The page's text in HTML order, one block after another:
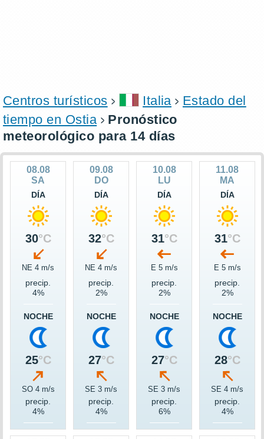
Centros turísticos Italia
Estado del
tiempo en Ostia
Pronóstico
meteorológico para 14 días
08.08
SA
DÍA
30°C
NE 4 m/s
precip.
4%
NOCHE
25°C
SO 4 m/s
precip.
4%
09.08
DO
DÍA
32°C
NE 4 m/s
precip.
2%
NOCHE
27°C
SE 3 m/s
precip.
4%
10.08
LU
DÍA
31°C
E 5 m/s
precip.
2%
NOCHE
27°C
SE 3 m/s
precip.
6%
11.08
MA
DÍA
31°C
E 5 m/s
precip.
2%
NOCHE
28°C
SE 4 m/s
precip.
4%